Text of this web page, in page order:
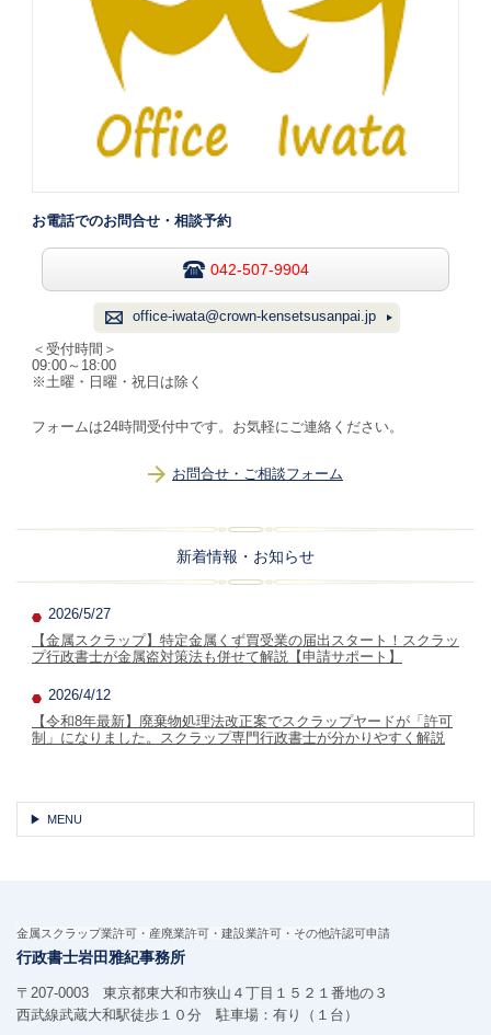
お電話でのお問合せ・相談予約
042-507-9904
office-iwata@crown-kensetsusanpai.jp
＜受付時間＞
09:00～18:00
※土曜・日曜・祝日は除く
フォームは24時間受付中です。お気軽にご連絡ください。
お問合せ・ご相談フォーム
新着情報・お知らせ
2026/5/27
【金属スクラップ】特定金属くず買受業の届出スタート！スクラッ
プ行政書士が金属盗対策法も併せて解説【申請サポート】
2026/4/12
【令和8年最新】廃棄物処理法改正案でスクラップヤードが「許可
制」になりました。スクラップ専門行政書士が分かりやすく解説
MENU
金属スクラップ業許可・産廃業許可・建設業許可・その他許認可申請
行政書士岩田雅紀事務所
〒207-0003 東京都東大和市狭山４丁目１５２１番地の３
西武線武蔵大和駅徒歩１０分 駐車場：有り（１台）